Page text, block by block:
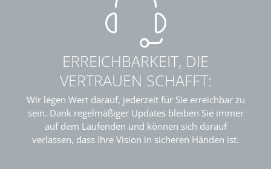
ERREICHBARKEIT, DIE
VERTRAUEN SCHAFFT:
Wir legen Wert darauf, jederzeit für Sie erreichbar zu
sein. Dank regelmäßiger Updates bleiben Sie immer
auf dem Laufenden und können sich darauf
verlassen, dass Ihre Vision in sicheren Händen ist.